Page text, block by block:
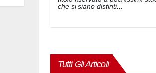
che si siano distinti...
Tutti Gli Articoli